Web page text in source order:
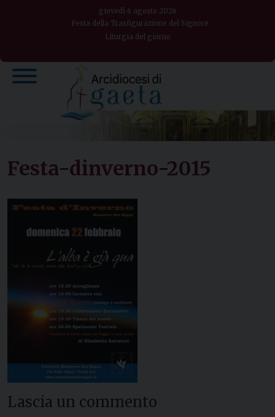
giovedì 6 agosto 2026
Festa della Trasfigurazione del Signore
Liturgia del giorno
Festa-dinverno-2015
Lascia un commento